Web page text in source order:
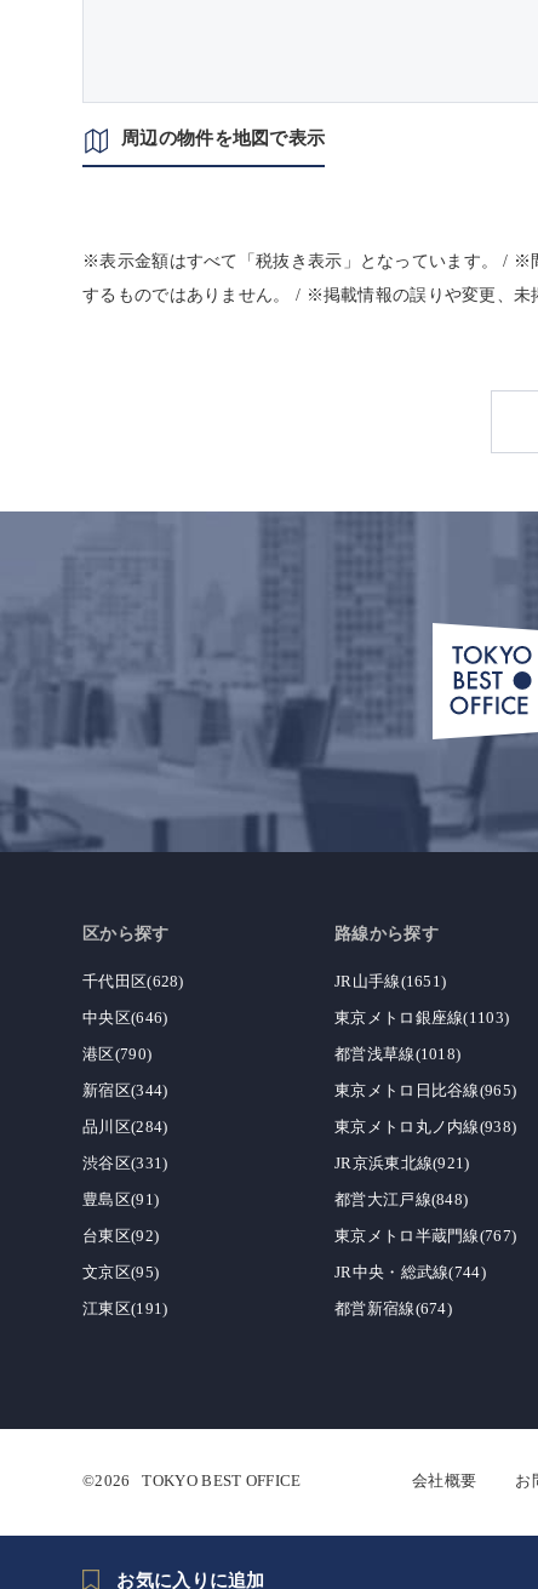
周辺の物件を地図で表示
※表示金額はすべて「税抜き表示」となっています。 / ※
するものではありません。 / ※掲載情報の誤りや変更、
お気に入りに追加
区から探す
千代田区(628)
中央区(646)
港区(790)
新宿区(344)
品川区(284)
渋谷区(331)
豊島区(91)
台東区(92)
文京区(95)
江東区(191)
路線から探す
JR山手線(1651)
東京メトロ銀座線(1103)
都営浅草線(1018)
東京メトロ日比谷線(965)
東京メトロ丸ノ内線(938)
JR京浜東北線(921)
都営大江戸線(848)
東京メトロ半蔵門線(767)
JR中央・総武線(744)
都営新宿線(674)
会社概要 お
©2026TOKYO BEST OFFICE